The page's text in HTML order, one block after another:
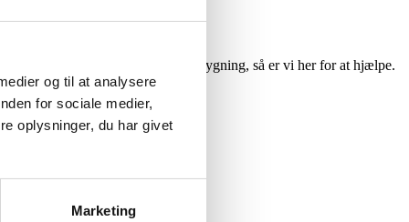
og til at analysere
for sociale medier,
oplysninger, du har givet
Marketing
tagrenovering eller en nybygning, så er vi her for at hjælpe.